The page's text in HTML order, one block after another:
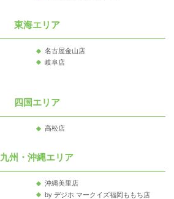
東海エリア
名古屋金山店
岐阜店
四国エリア
高松店
九州・沖縄エリア
沖縄美里店
by デジホ マークイズ福岡ももち店